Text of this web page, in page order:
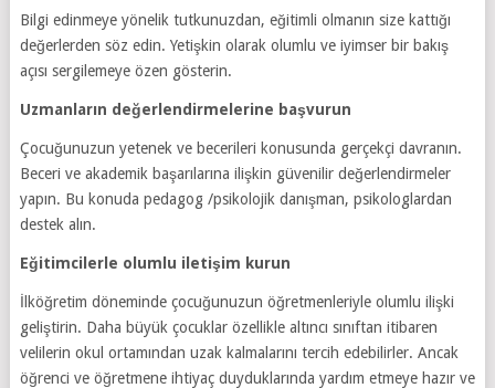
Bilgi edinmeye yönelik tutkunuzdan, eğitimli olmanın size kattığı
değerlerden söz edin. Yetişkin olarak olumlu ve iyimser bir bakış
açısı sergilemeye özen gösterin.
Uzmanların değerlendirmelerine başvurun
Çocuğunuzun yetenek ve becerileri konusunda gerçekçi davranın.
Beceri ve akademik başarılarına ilişkin güvenilir değerlendirmeler
yapın. Bu konuda pedagog /psikolojik danışman, psikologlardan
destek alın.
Eğitimcilerle olumlu iletişim kurun
İlköğretim döneminde çocuğunuzun öğretmenleriyle olumlu ilişki
geliştirin. Daha büyük çocuklar özellikle altıncı sınıftan itibaren
velilerin okul ortamından uzak kalmalarını tercih edebilirler. Ancak
öğrenci ve öğretmene ihtiyaç duyduklarında yardım etmeye hazır ve